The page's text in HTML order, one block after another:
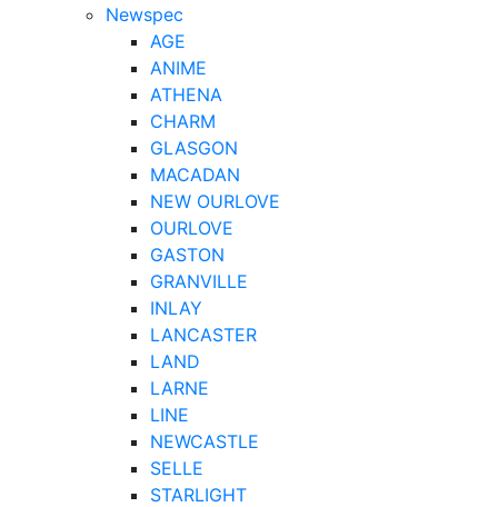
Newspec
AGE
ANIME
ATHENA
CHARM
GLASGON
MACADAN
NEW OURLOVE
OURLOVE
GASTON
GRANVILLE
INLAY
LANCASTER
LAND
LARNE
LINE
NEWCASTLE
SELLE
STARLIGHT